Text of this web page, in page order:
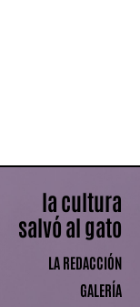
la cultura
salvó al gato
LA REDACCIÓN
GALERÍA